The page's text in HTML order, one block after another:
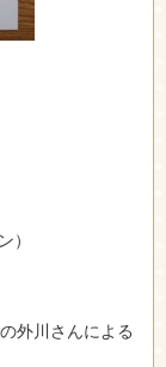
）
外川さんによる